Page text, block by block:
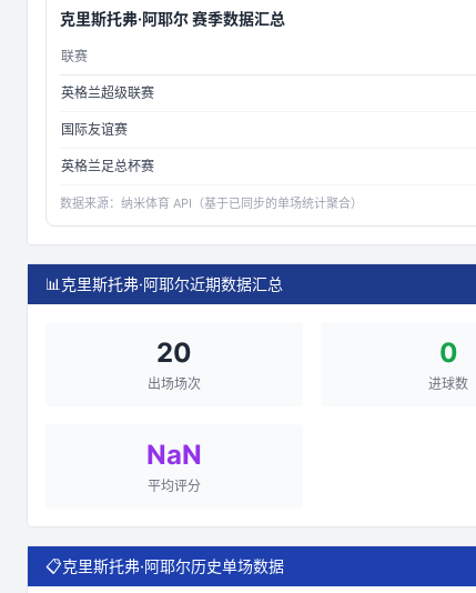
克里斯托弗·阿耶尔赛季数据汇总
联赛
英格兰超级联赛
国际友谊赛
英格兰足总杯赛
数据来源： 纳米体育 API（基于已同步的单场统计聚合）
📊 克里斯托弗·阿耶尔近期数据汇总
20
出场场次
0
进球数
NaN
平均评分
📋克里斯托弗·阿耶尔历史单场数据